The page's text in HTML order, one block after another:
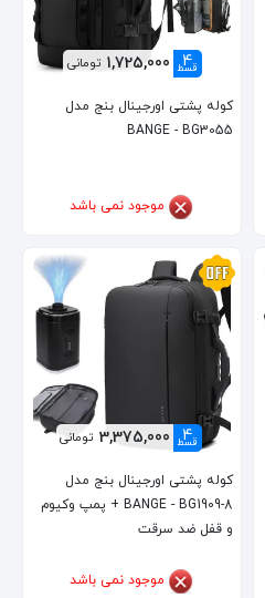
4
قسط 1,725,000 تومانی
کوله پشتی اورجینال بنج مدل
BANGE - BG3055
موجود نمی باشد
4
قسط 3,375,000 تومانی
کوله پشتی اورجینال بنج مدل
BANGE - BG1909-8 + پمپ وکیوم
و قفل ضد سرقت
موجود نمی باشد